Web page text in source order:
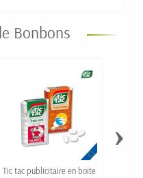
Bonbons
Tic tac publicitaire en boite
›